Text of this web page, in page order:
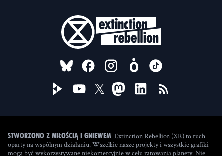
FOLLOW US ON
Stworzono z miłością i gniewem Extinction Rebellion (XR) to ruch
oparty na wspólnym działaniu. Wszelkie nasze projekty i wszystkie grafiki
mogą być wykorzystywane niekomercyjnie w celu ratowania planety. Nie